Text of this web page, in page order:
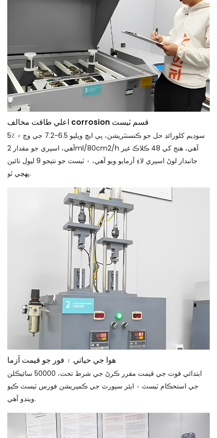
اعلي طاقت مخالف corrosion قسم ٽيسٽ
5٪ سوڊيم کلورائڊ حل جو ڪنسنٽريشن، پي ايڇ ويليو 6.5-7.2 جي وچ ۾
آهي، اسپري جو مقدار 2ml/80cm2/h آهي، هنج کي 48 ڪلاڪ غير
جانبدار لوڻ اسپري لاءِ آزمايو ويو آهي، ۽ ٽيسٽ جو نتيجو 9 ليول تائين
پهچي ٿو.
هوا جي حياتي ۽ فور جو قيمت آزما
ابتدائي قوت جي قيمت مقرر ڪرڻ جي شرط تحت، 50000 سائيڪلن
جي استحڪام ٽيسٽ ۽ ايئر سپورٽ جي ڪمپريشن فورس ٽيسٽ ڪيو
ويندو آهي.